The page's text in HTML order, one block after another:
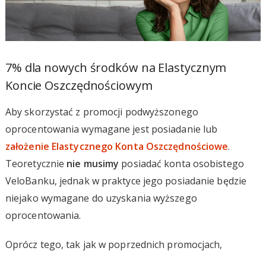
7% dla nowych środków na Elastycznym
Koncie Oszczędnościowym
Aby skorzystać z promocji podwyższonego
oprocentowania wymagane jest posiadanie lub
założenie Elastycznego Konta Oszczędnościowe.
Teoretycznie nie musimy posiadać konta osobistego
VeloBanku, jednak w praktyce jego posiadanie będzie
niejako wymagane do uzyskania wyższego
oprocentowania.
Oprócz tego, tak jak w poprzednich promocjach,